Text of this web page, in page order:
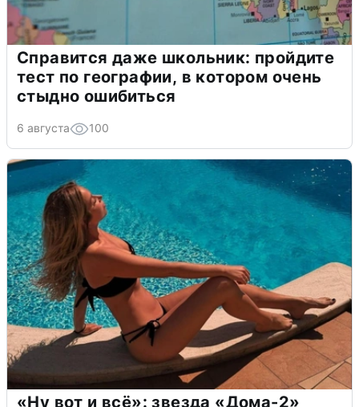
Справится даже школьник: пройдите
тест по географии, в котором очень
стыдно ошибиться
6 августа 100
«Ну вот и всё»: звезда «Дома-2»